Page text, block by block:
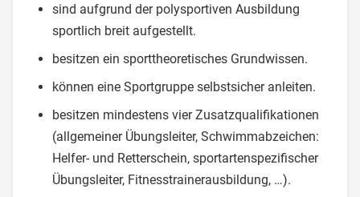
sind aufgrund der polysportiven Ausbildung
sportlich breit aufgestellt.
besitzen ein sporttheoretisches Grundwissen.
können eine Sportgruppe selbstsicher anleiten.
besitzen mindestens vier Zusatzqualifikationen
(allgemeiner Übungsleiter, Schwimmabzeichen:
Helfer- und Retterschein, sportartenspezifischer
Übungsleiter, Fitnesstrainerausbildung, …).